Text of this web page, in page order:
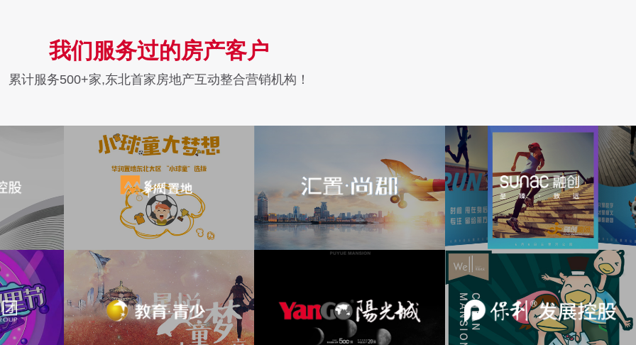
我们服务过的房产客户
累计服务500+家,东北首家房地产互动整合营销机构！
活动H5 华润置地 华润品牌 活动H5 汇置地产 汇置·尚郡 品牌H5 融创集团 融创地产 活动H5
活动H5 辽宁电视台 青少频道 活动H5 阳光城·璞悦 案名启动 保利中粮 堂悦项目 游戏H5